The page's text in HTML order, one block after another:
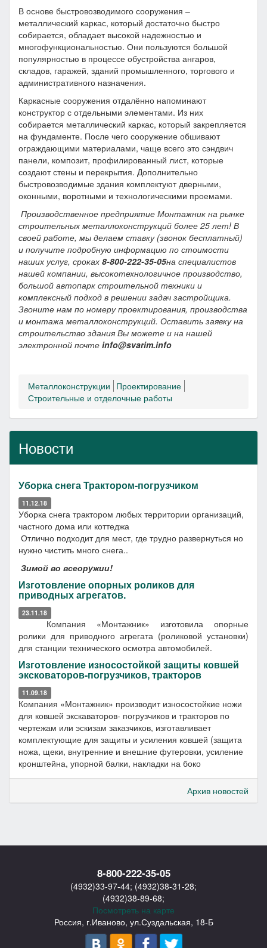
В основе быстровозводимого сооружения –
металлический каркас, который достаточно быстро
собирается, обладает высокой надежностью и
многофункциональностью. Они пользуются большой
популярностью в процессе обустройства ангаров,
складов, гаражей, зданий промышленного, торгового и
административного назначения.
Каркасные сооружения отдалённо напоминают
конструктор с отдельными элементами. Из них
собирается металлический каркас, который закрепляется
на фундаменте. После чего сооружение обшивают
ограждающими материалами, чаще всего это сэндвич
панели, композит, профилированный лист, которые
создают стены и перекрытия. Дополнительно
быстровозводимые здания комплектуют дверными,
оконными, воротными и технологическими проемами.
Производственное предприятие Монтажник на рынке
строительных металлоконструкций более 25 лет! В
своей работе, мы делаем ставку (звонок бесплатный)
и получите подробную информацию по стоимости
наших услуг, сроках 8-800-222-35-05на специалистов
нашей компании, высокотехнологичное производство,
большой автопарк строительной техники и
комплексный подход в решении задач застройщика.
Звоните нам по номеру проектирования, производства
и монтажа металлоконструкций. Оставить заявку на
строительство здания Вы можете и на нашей
электронной почте info@svarim.info
Металлоконструкции Проектирование
Строительные и отделочные работы
Новости
Уборка снега Трактором-погрузчиком
11.12.18
Уборка снега трактором любых территории организаций,
частного дома или коттеджа
Отлично подходит для мест, где трудно развернуться но
нужно чистить много снега..
Зимой во всеоружии!
Изготовление опорных роликов для
приводных агрегатов.
23.11.18
Компания «Монтажник» изготовила опорные
ролики для приводного агрегата (роликовой установки)
для станции технического осмотра автомобилей.
Изготовление износостойкой защиты ковшей
эксковаторов-погрузчиков, тракторов
11.09.18
Компания «Монтажник» производит износостойкие ножи
для ковшей экскаваторов- погрузчиков и тракторов по
чертежам или эскизам заказчиков, изготавливает
комплектующие для защиты и усиления ковшей (защита
ножа, щеки, внутренние и внешние футеровки, усиление
кронштейна, упорной балки, накладки на боко
Архив новостей
8-800-222-35-05
(4932)33-97-44; (4932)38-31-28;
(4932)38-89-68;
Посмотреть на карте
Россия, г.Иваново, ул.Суздальская, 18-Б